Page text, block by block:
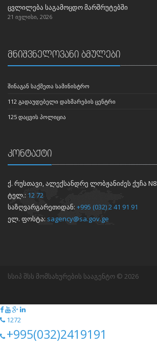
ცვლილება საგამოცდო მარშრუტებში
21 ივლისი, 2026
მნიშვნელოვანი ბმულები
ᲨᲘᲜᲐᲒᲐᲜ ᲡᲐᲥᲛᲔᲗᲐ ᲡᲐᲛᲘᲜᲘᲡᲢᲠᲝ
112 ᲒᲐᲓᲐᲣᲓᲔᲑᲔᲚᲘ ᲓᲐᲮᲛᲐᲠᲔᲑᲘᲡ ᲪᲔᲜᲢᲠᲘ
125 ᲓᲐᲪᲕᲘᲡ ᲞᲝᲚᲘᲪᲘᲐ
კონტაქტი
ქ. რუსთავი, ალექსანდრე ლობჟანიძეს ქუჩა N8
ტელ.: 12 72
საზღვარგარეთიდან: +995 (032) 2 41 91 91
ელ. ფოსტა: sagency@sa.gov.ge
სსიპ შსს მომსახურების სააგენტო © 2026
1272
+995(032)2419191